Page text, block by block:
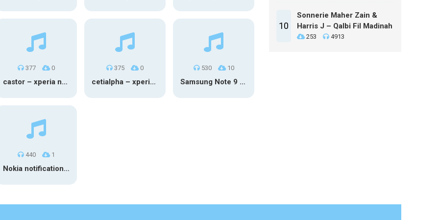
377 0
castor – xperia notification
375 0
cetialpha – xperia notification
530 10
Samsung Note 9 Ding Dong Notification
440 1
Nokia notification tone 2025
10
Sonnerie Maher Zain &
Harris J – Qalbi Fil Madinah
253 4913